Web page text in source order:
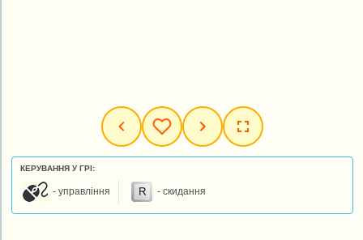
КЕРУВАННЯ У ГРІ:
- управління - скидання